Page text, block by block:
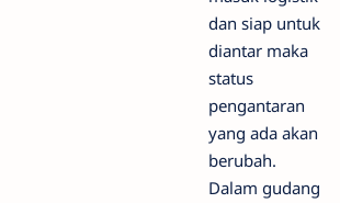
dan siap untuk
diantar maka
status
pengantaran
yang ada akan
berubah.
Dalam gudang